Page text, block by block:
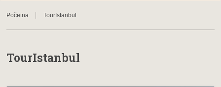
Početna TourIstanbul
TourIstanbul